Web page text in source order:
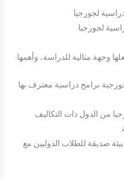
لجورجيا
وجهة مثالية للدراسة، وأهمها:
برامج دراسية معترف بها
من الدول ذات التكاليف
صديقة للطلاب الدوليين مع